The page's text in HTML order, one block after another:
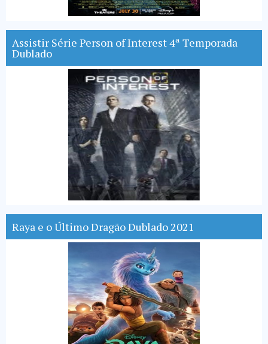
Assistir Série Person of Interest 4ª Temporada
Dublado
Raya e o Último Dragão Dublado 2021